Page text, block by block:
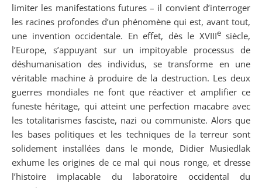
limiter les manifestations futures – il convient d’interroger
les racines profondes d’un phénomène qui est, avant tout,
une invention occidentale. En effet, dès le XVIIIesiècle,
l’Europe, s’appuyant sur un impitoyable processus de
déshumanisation des individus, se transforme en une
véritable machine à produire de la destruction. Les deux
guerres mondiales ne font que réactiver et amplifier ce
funeste héritage, qui atteint une perfection macabre avec
les totalitarismes fasciste, nazi ou communiste. Alors que
les bases politiques et les techniques de la terreur sont
solidement installées dans le monde, Didier Musiedlak
exhume les origines de ce mal qui nous ronge, et dresse
l’histoire implacable du laboratoire occidental du